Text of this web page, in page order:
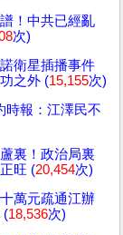
！中共已經亂
次)
衛星插播事件
之外 (15,155次)
報：江澤民不
裏！政治局裏
旺 (20,454次)
萬元疏通江辦
(18,536次)